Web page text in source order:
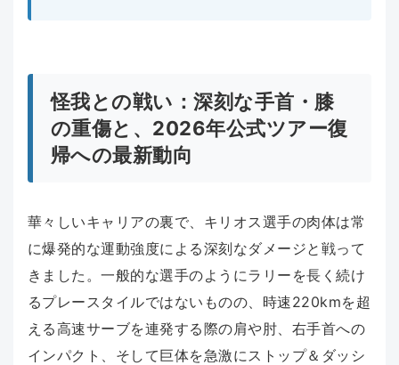
怪我との戦い：深刻な手首・膝
の重傷と、2026年公式ツアー復
帰への最新動向
華々しいキャリアの裏で、キリオス選手の肉体は常
に爆発的な運動強度による深刻なダメージと戦って
きました。一般的な選手のようにラリーを長く続け
るプレースタイルではないものの、時速220kmを超
える高速サーブを連発する際の肩や肘、右手首への
インパクト、そして巨体を急激にストップ＆ダッシ